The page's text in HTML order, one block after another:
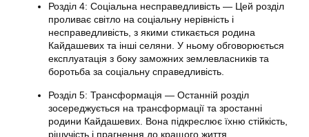
Розділ 4: Соціальна несправедливість — Цей розділ
проливає світло на соціальну нерівність і
несправедливість, з якими стикається родина
Кайдашевих та інші селяни. У ньому обговорюється
експлуатація з боку заможних землевласників та
боротьба за соціальну справедливість.
Розділ 5: Трансформація — Останній розділ
зосереджується на трансформації та зростанні
родини Кайдашевих. Вона підкреслює їхню стійкість,
рішучість і прагнення до кращого життя.